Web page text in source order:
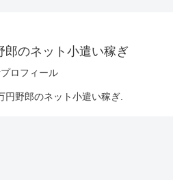
郎のネット小遣い稼ぎ
ロフィール
野郎のネット小遣い稼ぎ.